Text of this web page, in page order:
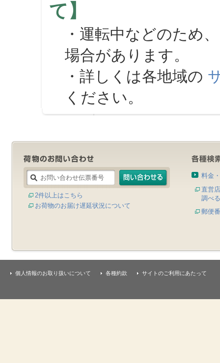
て】
・運転中などのため
場合があります。
・詳しくは各地域の
ください。
2件以上はこちら
お荷物のお届け遅延状況について
料金
直営
調べる
郵便
個人情報のお取り扱いについて 各種約款 サイトのご利用にあたって